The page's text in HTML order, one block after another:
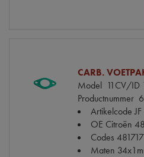
CARB.
Model 11CV/ID
Productnummer
Artikelcode JF
OE Citroën
Codes
Maten